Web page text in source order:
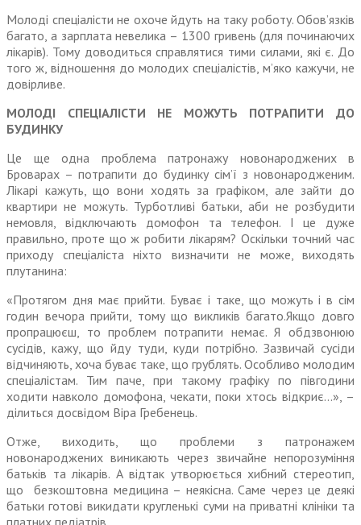
Молоді спеціалісти не охоче йдуть на таку роботу. Обов’язків
багато, а зарплата невелика – 1300 гривень (для починаючих
лікарів). Тому доводиться справлятися тими силами, які є. До
того ж, відношення до молодих спеціалістів, м’яко кажучи, не
довірливе.
МОЛОДІ СПЕЦІАЛІСТИ НЕ МОЖУТЬ ПОТРАПИТИ ДО
БУДИНКУ
Це ще одна проблема патронажу новонароджених в
Броварах – потрапити до будинку сім’ї з новонародженим.
Лікарі кажуть, що вони ходять за графіком, але зайти до
квартири не можуть. Турботливі батьки, аби не розбудити
немовля, відключають домофон та телефон. І це дуже
правильно, проте що ж робити лікарям? Оскільки точний час
приходу спеціаліста ніхто визначити не може, виходять
плутанина:
«Протягом дня має прийти. Буває і таке, що можуть і в сім
годин вечора прийти, тому що викликів багато.Якщо довго
пропрацюєш, то проблем потрапити немає. Я обдзвонюю
сусідів, кажу, що йду туди, куди потрібно. Зазвичай сусіди
відчиняють, хоча буває таке, що грублять. Особливо молодим
спеціалістам. Тим паче, при такому графіку по півгодини
ходити навколо домофона, чекати, поки хтось відкриє…», –
ділиться досвідом Віра Гребенець.
Отже, виходить, що проблеми з патронажем
новонароджених виникають через звичайне непорозуміння
батьків та лікарів. А відтак утворюється хибний стереотип,
що безкоштовна медицина – неякісна. Саме через це деякі
батьки готові викидати кругленькі суми на приватні клініки та